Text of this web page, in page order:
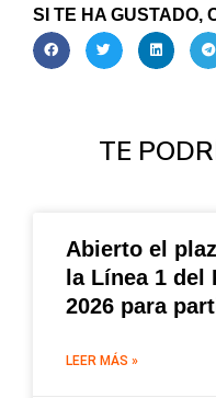
SI TE HA GUSTADO,
TE
Abierto el
la Línea 1 del
2026 para
LEER MÁS »